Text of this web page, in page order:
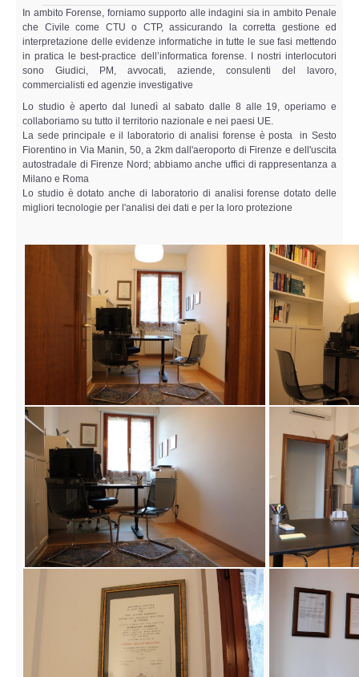
In ambito Forense, forniamo supporto alle indagini sia in ambito Penale
che Civile come CTU o CTP, assicurando la corretta gestione ed
interpretazione delle evidenze informatiche in tutte le sue fasi mettendo
in pratica le best-practice dell’informatica forense. I nostri interlocutori
sono Giudici, PM, avvocati, aziende, consulenti del lavoro,
commercialisti ed agenzie investigative
Lo studio è aperto dal lunedì al sabato dalle 8 alle 19, operiamo e
collaboriamo su tutto il territorio nazionale e nei paesi UE.
La sede principale e il laboratorio di analisi forense è posta in Sesto
Fiorentino in Via Manin, 50, a 2km dall'aeroporto di Firenze e dell'uscita
autostradale di Firenze Nord; abbiamo anche uffici di rappresentanza a
Milano e Roma
Lo studio è dotato anche di laboratorio di analisi forense dotato delle
migliori tecnologie per l'analisi dei dati e per la loro protezione